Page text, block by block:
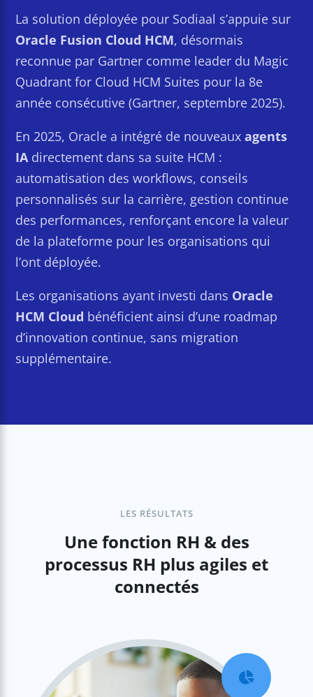
La solution déployée pour Sodiaal s’appuie sur
Oracle Fusion Cloud HCM, désormais
reconnue par Gartner comme leader du Magic
Quadrant for Cloud HCM Suites pour la 8e
année consécutive (Gartner, septembre 2025).
En 2025, Oracle a intégré de nouveauxagents
IAdirectement dans sa suite HCM :
automatisation des workflows, conseils
personnalisés sur la carrière, gestion continue
des performances, renforçant encore la valeur
de la plateforme pour les organisations qui
l’ont déployée.
Les organisations ayant investi dans Oracle
HCM Cloud bénéficient ainsi d’une roadmap
d’innovation continue, sans migration
supplémentaire.
LES RÉSULTATS
Une fonction RH & des
processus RH plus agiles et
connectés
